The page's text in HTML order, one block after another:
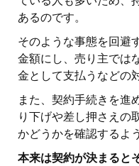
あるのです。
そのような事態を回避
金額にし、売り主では
金として支払うなどの
また、契約手続きを進
り下げや差し押さえの
かどうかを確認するよ
本来は契約が決まると